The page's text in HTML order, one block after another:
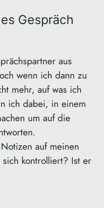
Gespräch
aus
wenn ich dann zu
mehr, auf was ich
ich dabei, in einem
um auf die
auf meinen
kontrolliert? Ist er